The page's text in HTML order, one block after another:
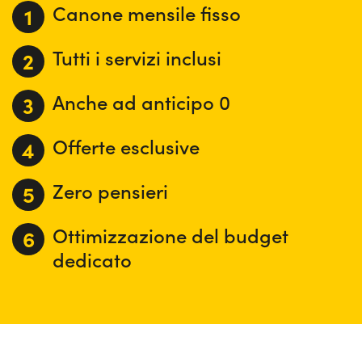
Canone mensile fisso
Tutti i servizi inclusi
Anche ad anticipo 0
Offerte esclusive
Zero pensieri
Ottimizzazione del budget
dedicato